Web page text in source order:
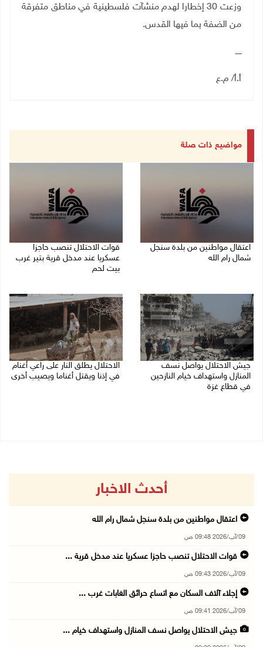
وزعت 30 إخطارا لهدم منشآت فلسطينية في مناطق متفرقة
من الضفة بما فيها القدس.
ـــــ
أ.أ/ م.ع
مواضيع ذات صلة
اعتقال مواطنين من بلدة سنجل
شمال رام الله
قوات الاحتلال تنصب حاجزا
عسكريا عند مدخل قرية بتير غرب
بيت لحم
جيش الاحتلال يواصل نسف
المنازل واستهداف خيام النازحين
في قطاع غزة
الاحتلال يطلق النار على راعي أغنام
في إذنا ويقتل أغناما ويصيب أخرى
أحدث الاخبار
اعتقال مواطنين من بلدة سنجل شمال رام الله
09/آب/2026 09:48 ص
قوات الاحتلال تنصب حاجزا عسكريا عند مدخل قرية ...
09/آب/2026 09:43 ص
إجلاء آلاف السكان مع اتساع حرائق الغابات غرب ...
09/آب/2026 09:41 ص
جيش الاحتلال يواصل نسف المنازل واستهداف خيام ...